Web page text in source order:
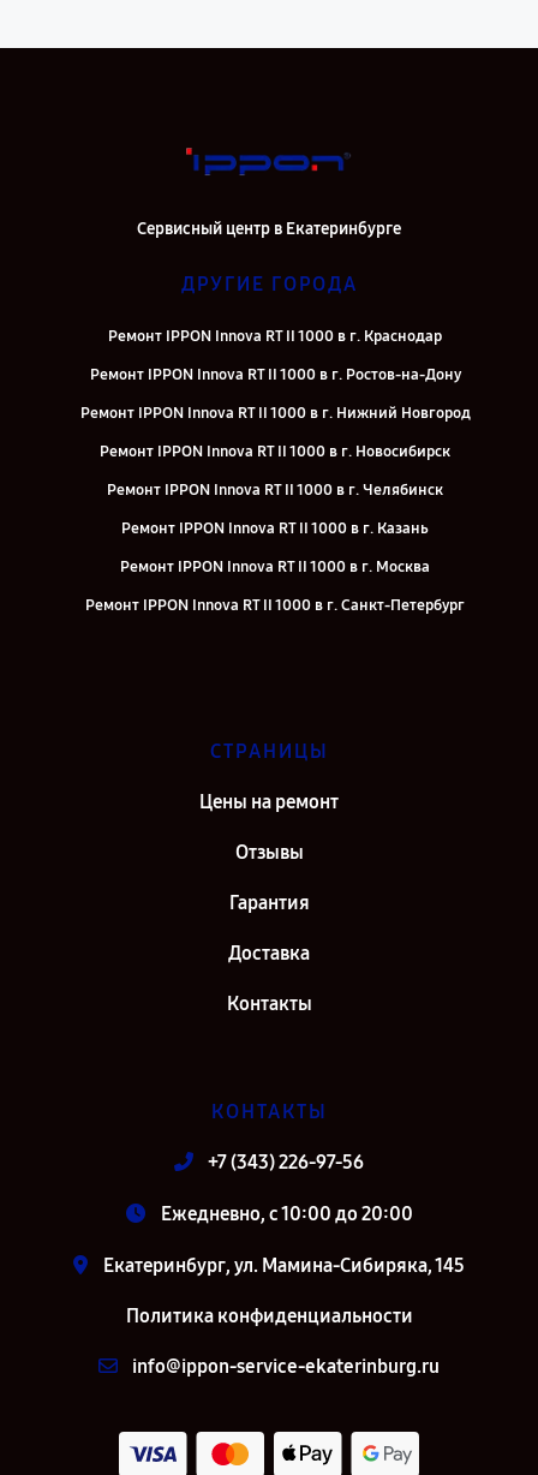
Сервисный центр в Екатеринбурге
ДРУГИЕ ГОРОДА
Ремонт IPPON Innova RT II 1000 в г. Краснодар
Ремонт IPPON Innova RT II 1000 в г. Ростов-на-Дону
Ремонт IPPON Innova RT II 1000 в г. Нижний Новгород
Ремонт IPPON Innova RT II 1000 в г. Новосибирск
Ремонт IPPON Innova RT II 1000 в г. Челябинск
Ремонт IPPON Innova RT II 1000 в г. Казань
Ремонт IPPON Innova RT II 1000 в г. Москва
Ремонт IPPON Innova RT II 1000 в г. Санкт-Петербург
СТРАНИЦЫ
Цены на ремонт
Отзывы
Гарантия
Доставка
Контакты
КОНТАКТЫ
+7 (343) 226-97-56
Ежедневно, с 10:00 до 20:00
Екатеринбург, ул. Мамина-Сибиряка, 145
Политика конфиденциальности
info@ippon-service-ekaterinburg.ru